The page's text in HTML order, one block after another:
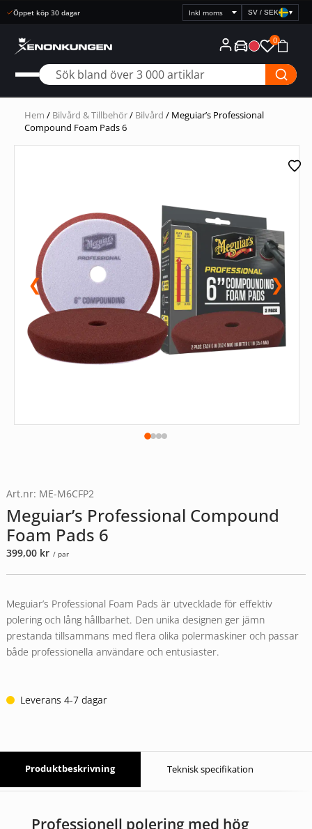
Välj
prisvisning
SV / SEK ▾
0
Hem / Bilvård & Tillbehör/ Bilvård / Meguiar’s Professional
Compound Foam Pads 6
❮ ❯
Art.nr: ME-M6CFP2
Meguiar’s Professional Compound
Foam Pads 6
399,00 kr / par
Meguiar’s Professional Foam Pads är utvecklade för effektiv
polering och lång hållbarhet. Den unika designen ger jämn
prestanda tillsammans med flera olika polermaskiner och passar
både professionella användare och entusiaster.
Leverans 4-7 dagar
Produktbeskrivning Teknisk specifikation
Professionell polering med hög